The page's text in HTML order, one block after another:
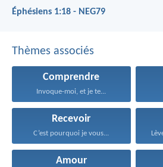
Éphésiens 1:18 - NEG79
Thèmes associés
Comprendre
Invoque-moi, et je te...
Recevoir
C’est pourquoi je vous...
Amour